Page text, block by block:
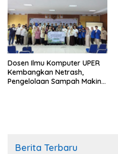
Dosen Ilmu Komputer UPER
Kembangkan Netrash,
Pengelolaan Sampah Makin
Berita Terbaru